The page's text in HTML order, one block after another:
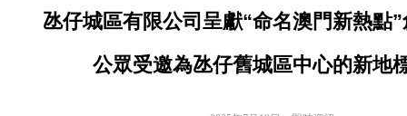
氹仔城區有限公司呈獻“命名澳門新熱點
公眾受邀為氹仔舊城區中心的新地